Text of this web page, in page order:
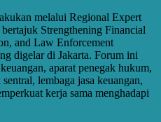
melalui Regional Expert
Strengthening Financial
and Law Enforcement
digelar di Jakarta. Forum ini
aparat penegak hukum,
lembaga jasa keuangan,
kerja sama menghadapi